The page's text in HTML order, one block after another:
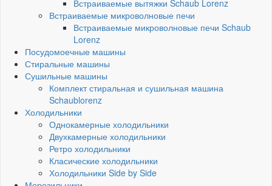
Встраиваемые вытяжки Schaub Lorenz
Встраиваемые микроволновые печи
Встраиваемые микроволновые печи Schaub
Lorenz
Посудомоечные машины
Стиральные машины
Сушильные машины
Комплект стиральная и сушильная машина
Schaublorenz
Холодильники
Однокамерные холодильники
Двухкамерные холодильники
Ретро холодильники
Класические холодильники
Холодильники Side by Side